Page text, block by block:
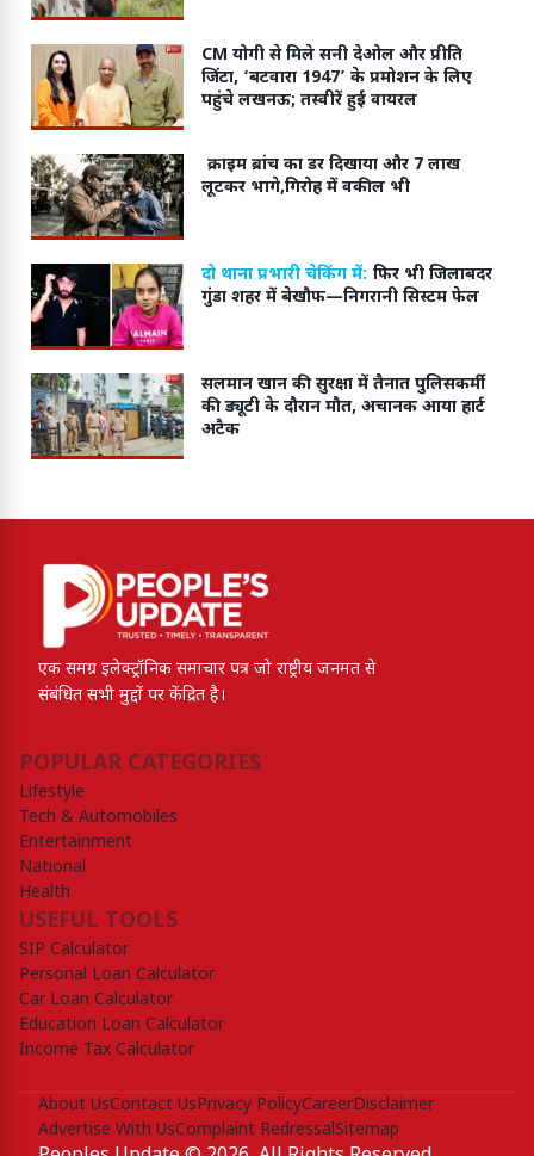
CM योगी से मिले सनी देओल और प्रीति
जिंटा, ‘बटवारा 1947’ के प्रमोशन के लिए
पहुंचे लखनऊ; तस्वीरें हुईं वायरल
क्राइम ब्रांच का डर दिखाया और 7 लाख
लूटकर भागे,गिरोह में वकील भी
दो थाना प्रभारी चेकिंग में: फिर भी जिलाबदर
गुंडा शहर में बेखौफ—निगरानी सिस्टम फेल
सलमान खान की सुरक्षा में तैनात पुलिसकर्मी
की ड्यूटी के दौरान मौत, अचानक आया हार्ट
अटैक
एक समग्र इलेक्ट्रॉनिक समाचार पत्र जो राष्ट्रीय जनमत से
संबंधित सभी मुद्दों पर केंद्रित है।
POPULAR CATEGORIES
Lifestyle
Tech & Automobiles
Entertainment
National
Health
USEFUL TOOLS
SIP Calculator
Personal Loan Calculator
Car Loan Calculator
Education Loan Calculator
Income Tax Calculator
About UsContact UsPrivacy PolicyCareerDisclaimer
Advertise With UsComplaint RedressalSitemap